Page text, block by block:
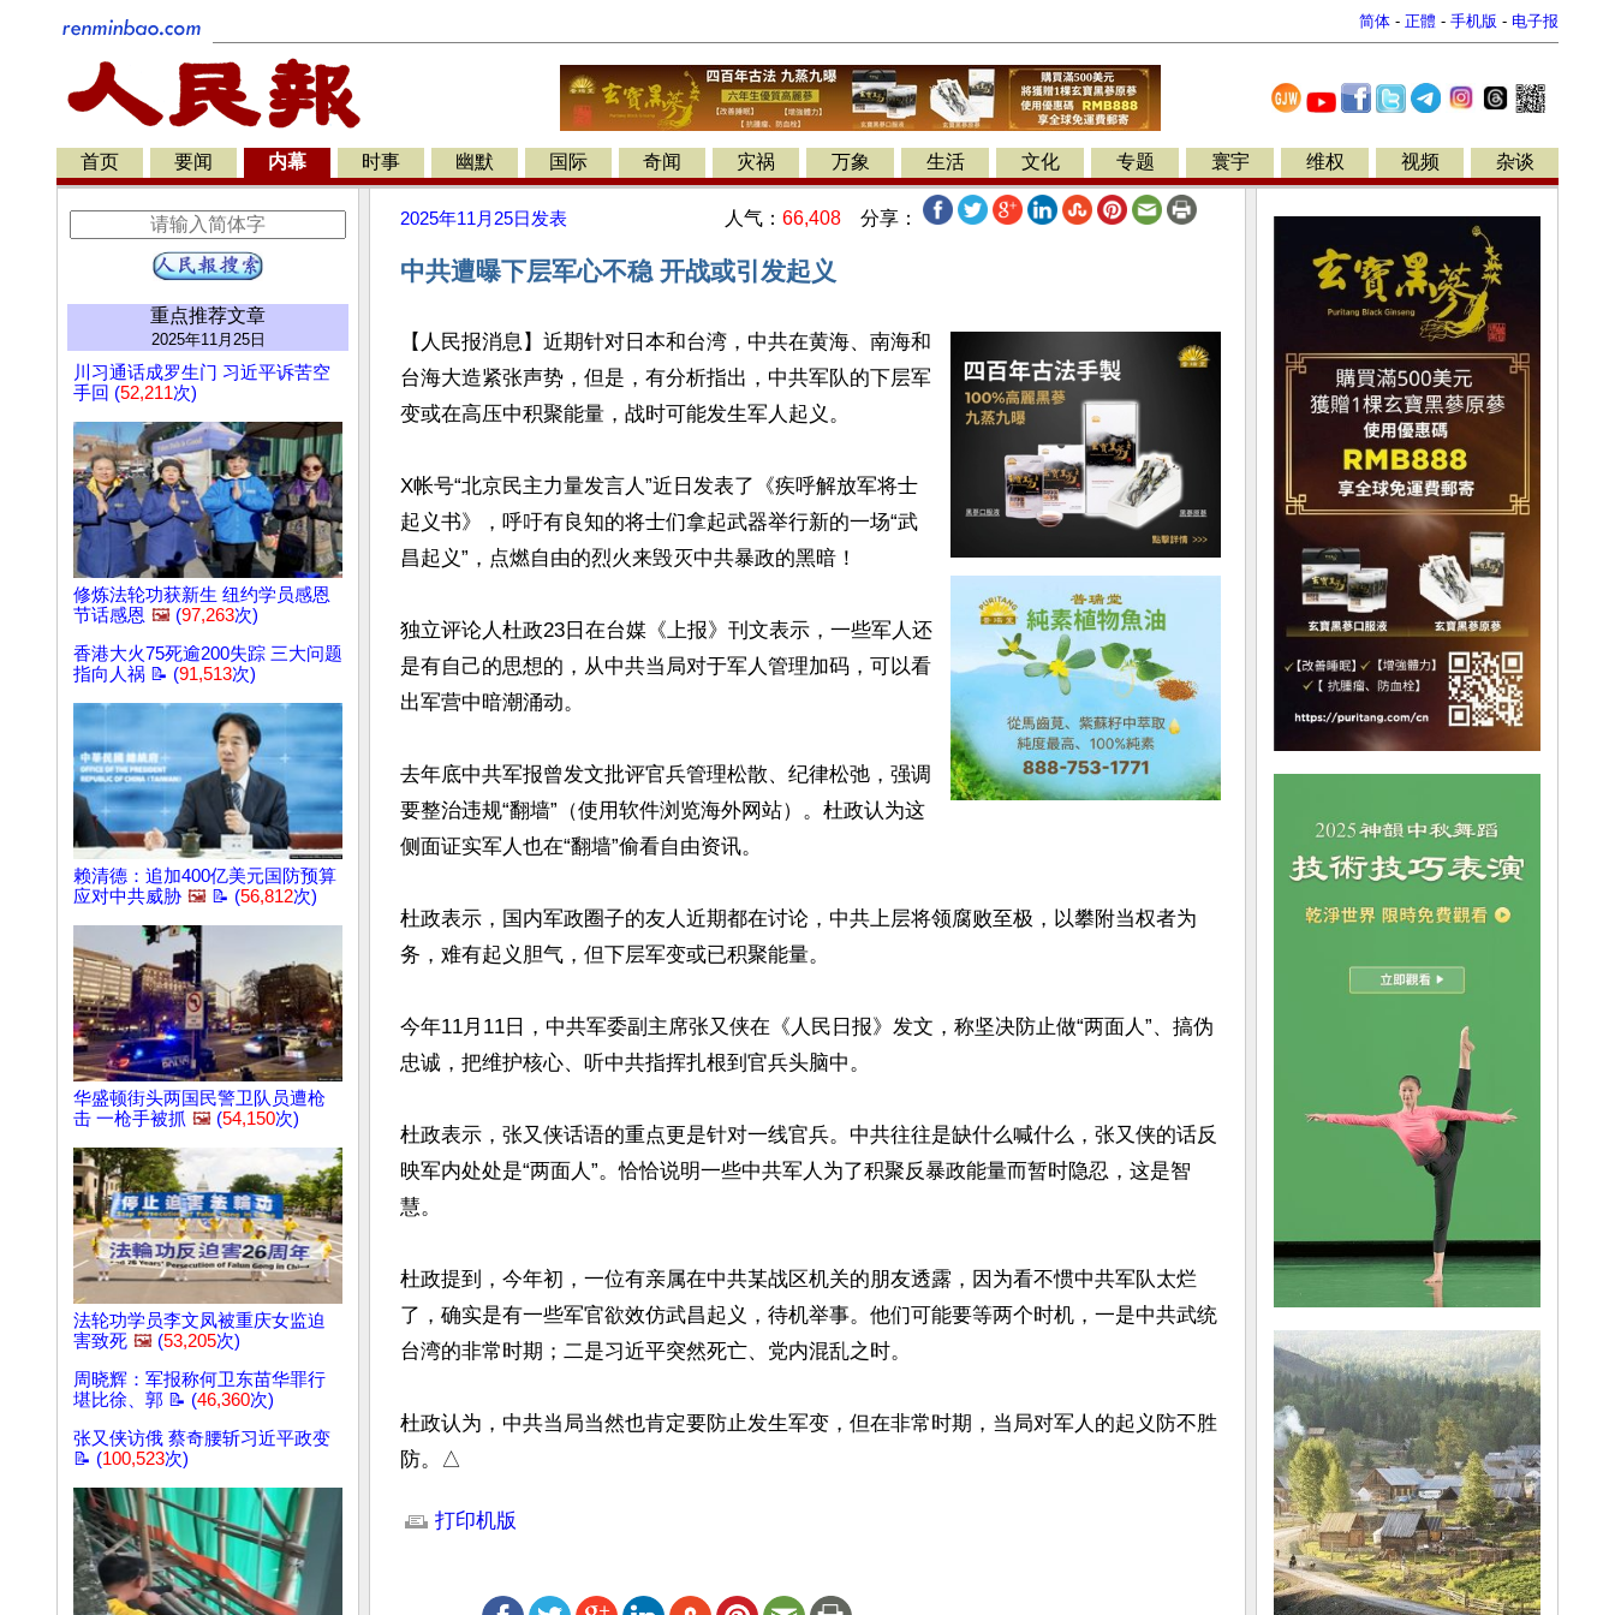
简体 - 正體 - 手机版 - 电子报
首页 要闻 内幕 时事 幽默 国际 奇闻 灾祸 万象 生活 文化 专题 寰宇 维权 视频 杂谈
重点推荐文章
2025年11月25日
川习通话成罗生门 习近平诉苦空
手回 (52,211次)
修炼法轮功获新生 纽约学员感恩
节话感恩 🖼️ (97,263次)
香港大火75死逾200失踪 三大问题
指向人祸 📝 (91,513次)
赖清德：追加400亿美元国防预算
应对中共威胁 🖼️ 📝 (56,812次)
华盛顿街头两国民警卫队员遭枪
击 一枪手被抓 🖼️ (54,150次)
法轮功学员李文凤被重庆女监迫
害致死 🖼️ (53,205次)
周晓辉：军报称何卫东苗华罪行
堪比徐、郭 📝 (46,360次)
张又侠访俄 蔡奇腰斩习近平政变
📝 (100,523次)
2025年11月25日 发表 人气： 66,408 分享：
中共遭曝下层军心不稳 开战或引发起义
【人民报消息】近期针对日本和台湾，中共在黄海、南海和
台海大造紧张声势，但是，有分析指出，中共军队的下层军
变或在高压中积聚能量，战时可能发生军人起义。
X帐号“北京民主力量发言人”近日发表了《疾呼解放军将士
起义书》，呼吁有良知的将士们拿起武器举行新的一场“武
昌起义”，点燃自由的烈火来毁灭中共暴政的黑暗！
独立评论人杜政23日在台媒《上报》刊文表示，一些军人还
是有自己的思想的，从中共当局对于军人管理加码，可以看
出军营中暗潮涌动。
去年底中共军报曾发文批评官兵管理松散、纪律松弛，强调
要整治违规“翻墙”（使用软件浏览海外网站）。杜政认为这
侧面证实军人也在“翻墙”偷看自由资讯。
杜政表示，国内军政圈子的友人近期都在讨论，中共上层将领腐败至极，以攀附当权者为
务，难有起义胆气，但下层军变或已积聚能量。
今年11月11日，中共军委副主席张又侠在《人民日报》发文，称坚决防止做“两面人”、搞伪
忠诚，把维护核心、听中共指挥扎根到官兵头脑中。
杜政表示，张又侠话语的重点更是针对一线官兵。中共往往是缺什么喊什么，张又侠的话反
映军内处处是“两面人”。恰恰说明一些中共军人为了积聚反暴政能量而暂时隐忍，这是智
慧。
杜政提到，今年初，一位有亲属在中共某战区机关的朋友透露，因为看不惯中共军队太烂
了，确实是有一些军官欲效仿武昌起义，待机举事。他们可能要等两个时机，一是中共武统
台湾的非常时期；二是习近平突然死亡、党内混乱之时。
杜政认为，中共当局当然也肯定要防止发生军变，但在非常时期，当局对军人的起义防不胜
防。△
打印机版